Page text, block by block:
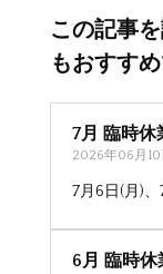
この記事
もおすすめ
7月 臨時休
2026年06月10
7月6日(月)、
6月 臨時